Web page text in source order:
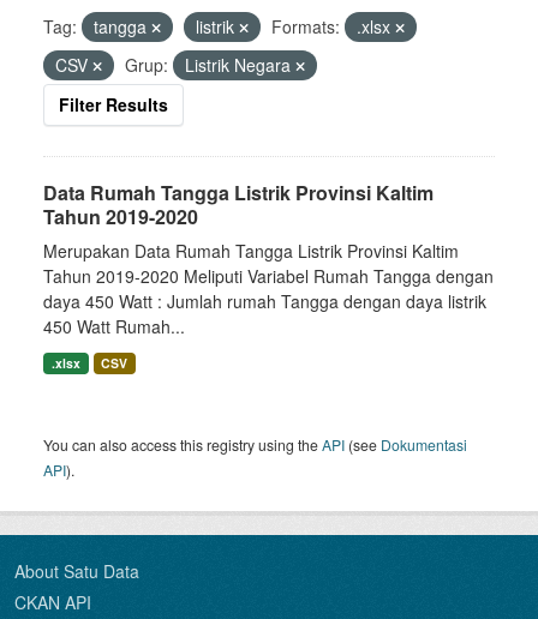
Tag: tangga listrik Formats:
.xlsx
CSV
Grup:
Listrik Negara
Filter Results
Data Rumah Tangga Listrik Provinsi Kaltim
Tahun 2019-2020
Merupakan Data Rumah Tangga Listrik Provinsi Kaltim
Tahun 2019-2020 Meliputi Variabel Rumah Tangga dengan
daya 450 Watt : Jumlah rumah Tangga dengan daya listrik
450 Watt Rumah...
.xlsx CSV
You can also access this registry using theAPI (see Dokumentasi
API).
About Satu Data
CKAN API